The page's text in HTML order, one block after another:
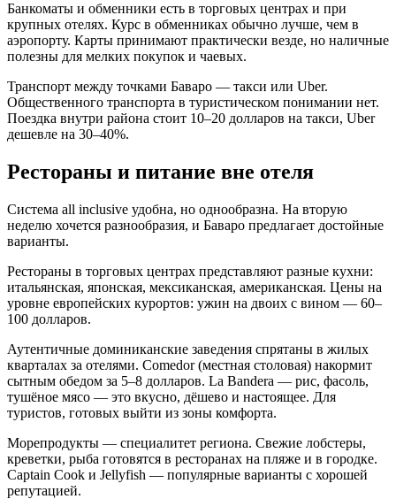
Банкоматы и обменники есть в торговых центрах и при
крупных отелях. Курс в обменниках обычно лучше, чем в
аэропорту. Карты принимают практически везде, но наличные
полезны для мелких покупок и чаевых.
Транспорт между точками Баваро — такси или Uber.
Общественного транспорта в туристическом понимании нет.
Поездка внутри района стоит 10–20 долларов на такси, Uber
дешевле на 30–40%.
Рестораны и питание вне отеля
Система all inclusive удобна, но однообразна. На вторую
неделю хочется разнообразия, и Баваро предлагает достойные
варианты.
Рестораны в торговых центрах представляют разные кухни:
итальянская, японская, мексиканская, американская. Цены на
уровне европейских курортов: ужин на двоих с вином — 60–
100 долларов.
Аутентичные доминиканские заведения спрятаны в жилых
кварталах за отелями. Comedor (местная столовая) накормит
сытным обедом за 5–8 долларов. La Bandera — рис, фасоль,
тушёное мясо — это вкусно, дёшево и настоящее. Для
туристов, готовых выйти из зоны комфорта.
Морепродукты — специалитет региона. Свежие лобстеры,
креветки, рыба готовятся в ресторанах на пляже и в городке.
Captain Cook и Jellyfish — популярные варианты с хорошей
репутацией.